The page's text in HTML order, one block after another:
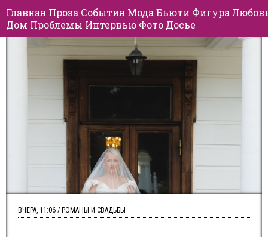
Главная Проза События Мода Бьюти Фигура
Дом Проблемы Интервью Фото Досье
ВЧЕРА, 11:06 / РОМАНЫ И СВАДЬБЫ